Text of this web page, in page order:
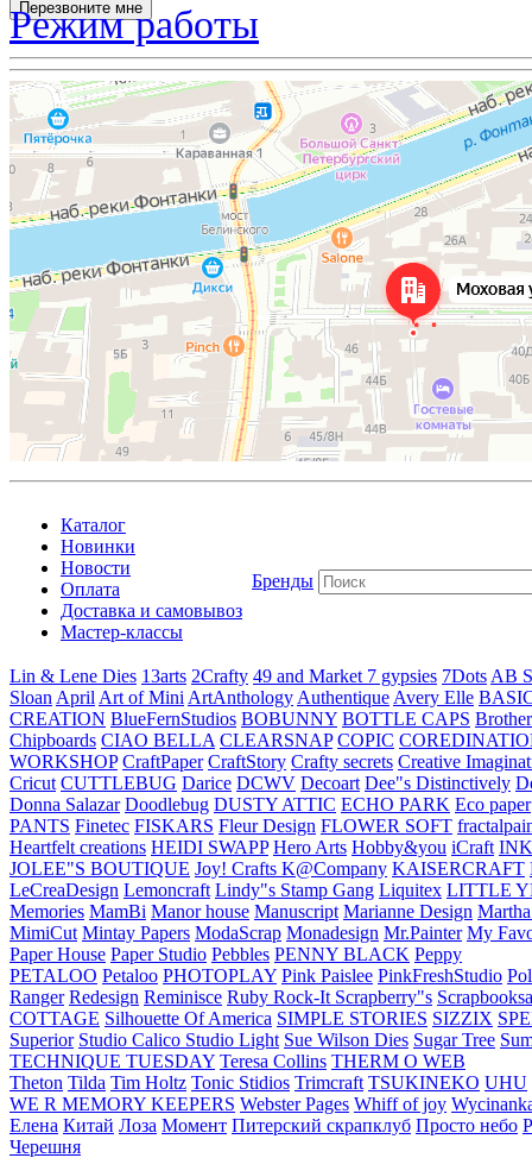
Режим работы
Каталог
Новинки
Новости
Оплата
Доставка и самовывоз
Мастер-классы
Бренды
Lin & Lene Dies 13arts 2Crafty 49 and Market 7 gypsies 7Dots AB
Sloan April Art of Mini ArtAnthology Authentique Avery Elle
CREATION BlueFernStudios BOBUNNY BOTTLE CAPS Brother
Chipboards CIAO BELLA CLEARSNAP COPIC
WORKSHOP CraftPaper CraftStory Crafty secrets Creative
Cricut CUTTLEBUG Darice DCWV Decoart Dee"s Distinctively
Donna Salazar Doodlebug DUSTY ATTIC ECHO PARK Eco paper
PANTS Finetec FISKARS Fleur Design FLOWER SOFT
Heartfelt creations HEIDI SWAPP Hero Arts Hobby&you iCraft
JOLEE"S BOUTIQUE Joy! Crafts K@Company KAISERCRAFT
LeCreaDesign Lemoncraft Lindy"s Stamp Gang Liquitex LITTLE
Memories MamBi Manor house Manuscript Marianne Design
MimiCut Mintay Papers ModaScrap Monadesign Mr.Painter My
Paper House Paper Studio Pebbles PENNY BLACK Peppy
PETALOO Petaloo PHOTOPLAY Pink Paislee PinkFreshStudio
Ranger Redesign Reminisce Ruby Rock-It Scrapberry"s
COTTAGE Silhouette Of America SIMPLE STORIES SIZZIX
Superior Studio Calico Studio Light Sue Wilson Dies Sugar Tree
TECHNIQUE TUESDAY Teresa Collins THERM O WEB
Theton Tilda Tim Holtz Tonic Stidios Trimcraft TSUKINEKO UHU
WE R MEMORY KEEPERS Webster Pages Whiff of joy
Елена Китай Лоза Момент Питерский скрапклуб Просто небо
Черешня